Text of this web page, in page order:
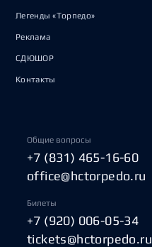
Легенды «Торпедо»
Реклама
СДЮШОР
Контакты
Общие вопросы
+7 (831) 465-16-60
office@hctorpedo.ru
Билеты
+7 (920) 006-05-34
tickets@hctorpedo.ru